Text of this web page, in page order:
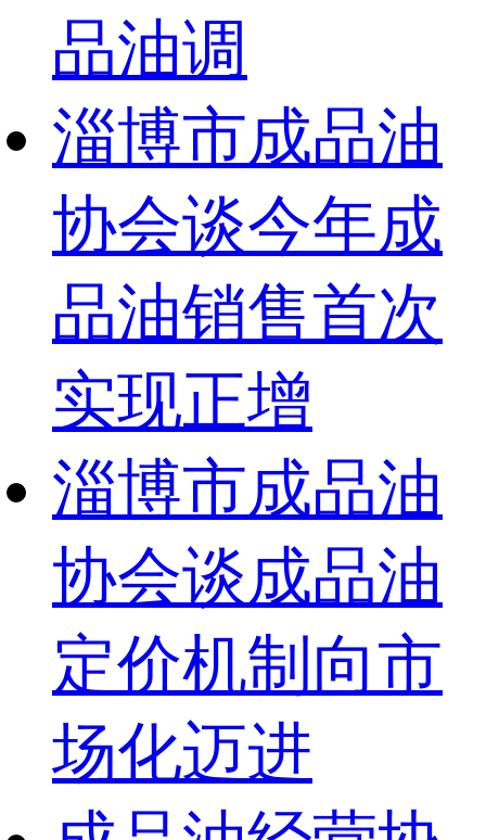
品油调
淄博市成品油
协会谈今年成
品油销售首次
实现正增
淄博市成品油
协会谈成品油
定价机制向市
场化迈进